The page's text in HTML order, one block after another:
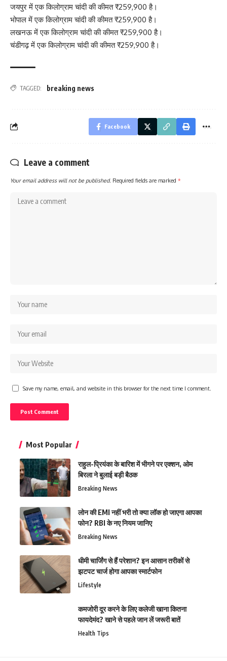
जयपुर में एक किलोग्राम चांदी की कीमत ₹259,900 है।
भोपाल में एक किलोग्राम चांदी की कीमत ₹259,900 है।
लखनऊ में एक किलोग्राम चांदी की कीमत ₹259,900 है।
चंडीगढ़ में एक किलोग्राम चांदी की कीमत ₹259,900 है।
TAGGED: breaking news
Facebook
Leave a comment
Your email address will not be published. Required fields are marked *
Save my name, email, and website in this browser for the next time I comment.
Most Popular
राहुल-प्रियंका के बारिश में भीगने पर एक्शन, ओम
बिरला ने बुलाई बड़ी बैठक
Breaking News
लोन की EMI नहीं भरी तो क्या लॉक हो जाएगा आपका
फोन? RBI के नए नियम जानिए
Breaking News
धीमी चार्जिंग से हैं परेशान? इन आसान तरीकों से
झटपट चार्ज होगा आपका स्मार्टफोन
Lifestyle
कमजोरी दूर करने के लिए कलेजी खाना कितना
फायदेमंद? खाने से पहले जान लें जरूरी बातें
Health Tips